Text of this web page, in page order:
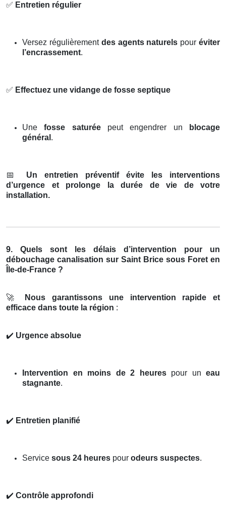
✅ Entretien régulier
Versez régulièrement des agents naturels pouréviter
l’encrassement.
✅ Effectuez une vidange de fosse septique
Unefosse saturéepeut engendrer un
blocage
général .
📅
Un entretien préventif évite les interventions
d’urgence et prolonge la durée de vie de votre
installation.
9. Quels sont les délais d’intervention pour un
débouchage canalisation sur Saint Brice sous Foret en
Île-de-France ?
🚀
Nous garantissons une intervention rapide et
efficace dans toute la région :
✔️ Urgence absolue
Intervention en moins de 2 heurespour un eau
stagnante.
✔️ Entretien planifié
Service sous 24 heures pour odeurs suspectes.
✔️ Contrôle approfondi